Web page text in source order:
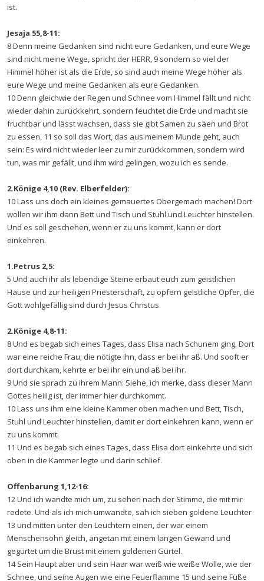
ist.
Jesaja 55,8-11:
8 Denn meine Gedanken sind nicht eure Gedanken, und eure Wege
sind nicht meine Wege, spricht der HERR, 9 sondern so viel der
Himmel höher ist als die Erde, so sind auch meine Wege höher als
eure Wege und meine Gedanken als eure Gedanken.
10 Denn gleichwie der Regen und Schnee vom Himmel fällt und nicht
wieder dahin zurückkehrt, sondern feuchtet die Erde und macht sie
fruchtbar und lässt wachsen, dass sie gibt Samen zu säen und Brot
zu essen, 11 so soll das Wort, das aus meinem Munde geht, auch
sein: Es wird nicht wieder leer zu mir zurückkommen, sondern wird
tun, was mir gefällt, und ihm wird gelingen, wozu ich es sende.
2.Könige 4,10 (Rev. Elberfelder):
10 Lass uns doch ein kleines gemauertes Obergemach machen! Dort
wollen wir ihm dann Bett und Tisch und Stuhl und Leuchter hinstellen.
Und es soll geschehen, wenn er zu uns kommt, kann er dort
einkehren.
1.Petrus 2,5:
5 Und auch ihr als lebendige Steine erbaut euch zum geistlichen
Hause und zur heiligen Priesterschaft, zu opfern geistliche Opfer, die
Gott wohlgefällig sind durch Jesus Christus.
2.Könige 4,8-11:
8 Und es begab sich eines Tages, dass Elisa nach Schunem ging. Dort
war eine reiche Frau; die nötigte ihn, dass er bei ihr aß. Und sooft er
dort durchkam, kehrte er bei ihr ein und aß bei ihr.
9 Und sie sprach zu ihrem Mann: Siehe, ich merke, dass dieser Mann
Gottes heilig ist, der immer hier durchkommt.
10 Lass uns ihm eine kleine Kammer oben machen und Bett, Tisch,
Stuhl und Leuchter hinstellen, damit er dort einkehren kann, wenn er
zu uns kommt.
11 Und es begab sich eines Tages, dass Elisa dort einkehrte und sich
oben in die Kammer legte und darin schlief.
Offenbarung 1,12-16:
12 Und ich wandte mich um, zu sehen nach der Stimme, die mit mir
redete. Und als ich mich umwandte, sah ich sieben goldene Leuchter
13 und mitten unter den Leuchtern einen, der war einem
Menschensohn gleich, angetan mit einem langen Gewand und
gegürtet um die Brust mit einem goldenen Gürtel.
14 Sein Haupt aber und sein Haar war weiß wie weiße Wolle, wie der
Schnee, und seine Augen wie eine Feuerflamme 15 und seine Füße